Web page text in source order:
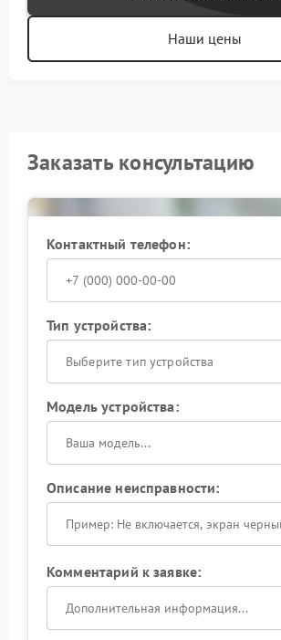
Наши цены
Заказать консультацию
Контактный телефон:
Тип устройства:
Выберите тип устройства
Модель устройства:
Описание неисправности:
Комментарий к заявке: